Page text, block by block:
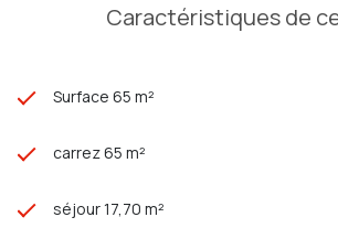
Caractéristiques de
Surface 65 m²
carrez 65 m²
séjour 17,70 m²